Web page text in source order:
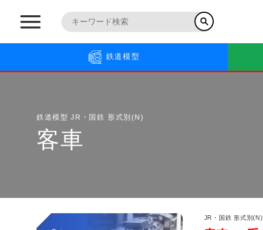
鉄道模型
鉄道模型 JR・国鉄 形式別(N)
客車
JR・国鉄 形式別(N)